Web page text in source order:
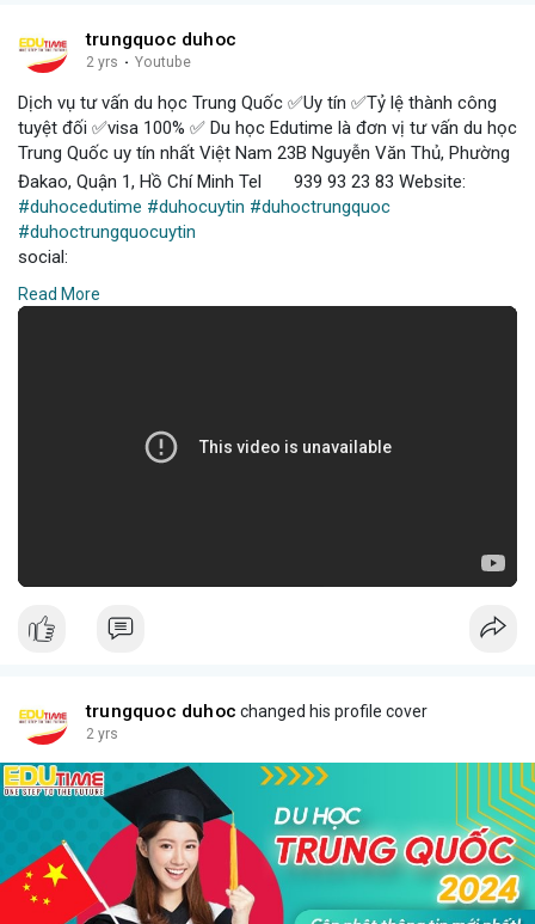
trungquoc duhoc
2 yrs · Youtube
Dịch vụ tư vấn du học Trung Quốc ✅Uy tín ✅Tỷ lệ thành công
tuyệt đối ✅visa 100% ✅ Du học Edutime là đơn vị tư vấn du học
Trung Quốc uy tín nhất Việt Nam 23B Nguyễn Văn Thủ, Phường
Đakao, Quận 1, Hồ Chí Minh Tel
939 93 23 83 Website:
#duhocedutime #duhocuytin #duhoctrungquoc
#duhoctrungquocuytin
social:
Read More
trungquoc duhoc changed his profile cover
2 yrs